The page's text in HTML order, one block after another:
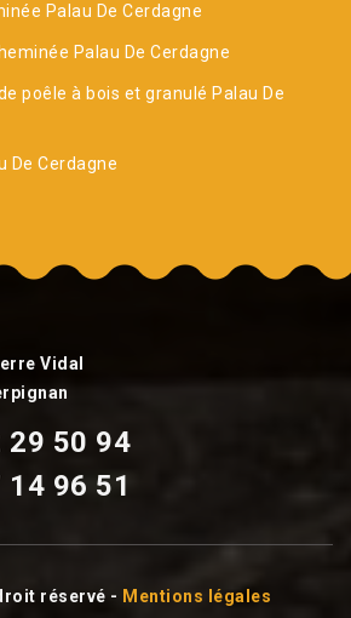
Palau De Cerdagne
Palau De Cerdagne
poêle à bois et granulé Palau De
De Cerdagne
Vidal
29 50 94
14 96 51
réservé - Mentions légales